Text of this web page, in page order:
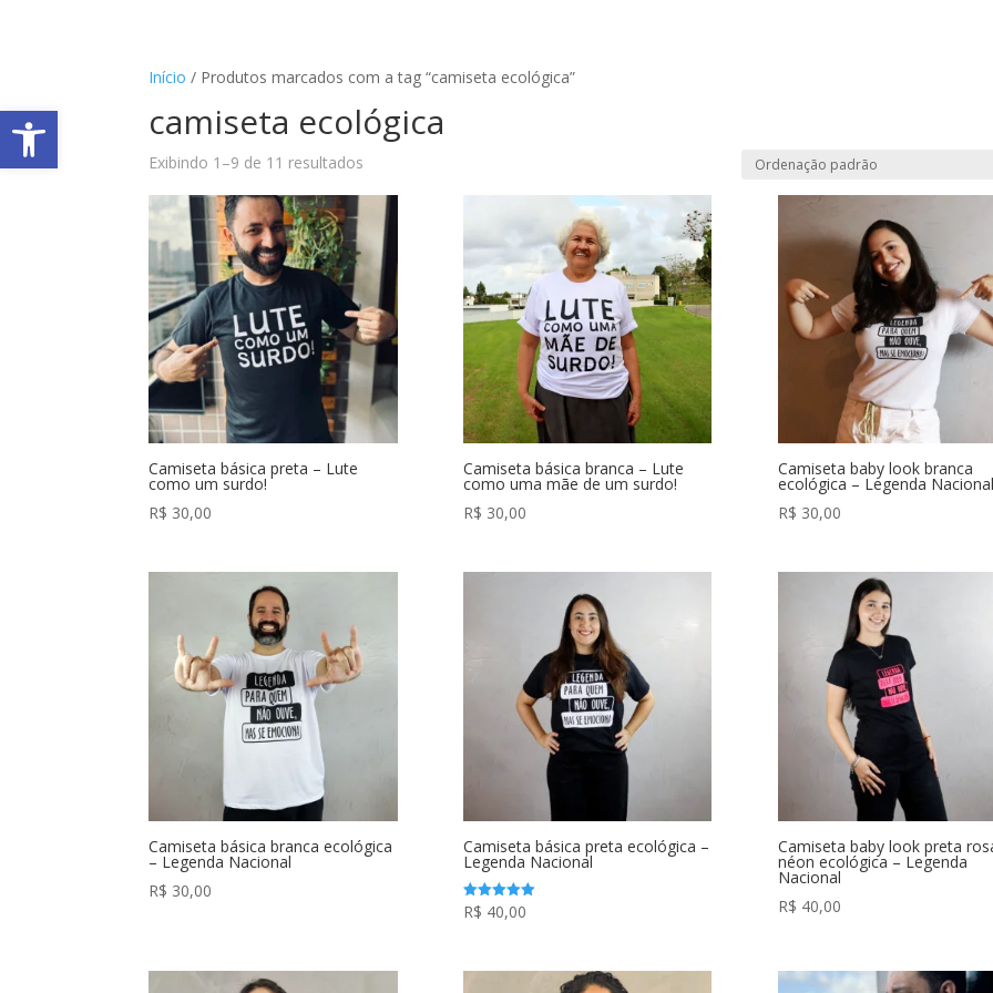
Abrir a barra de ferramentas
Início / Produtos marcados com a tag “camiseta ecológica”
camiseta ecológica
Exibindo 1–9 de 11 resultados
Camiseta básica preta – Lute
como um surdo!
R$ 30,00
Camiseta básica branca – Lute
como uma mãe de um surdo!
R$ 30,00
Camiseta baby look branca
ecológica – Legenda Nacional
R$ 30,00
Camiseta básica branca ecológica
– Legenda Nacional
R$ 30,00
Camiseta básica preta ecológica –
Legenda Nacional
Avaliação
5.00
R$ 40,00
Camiseta baby look preta
néon ecológica – Legenda
Nacional
R$ 40,00